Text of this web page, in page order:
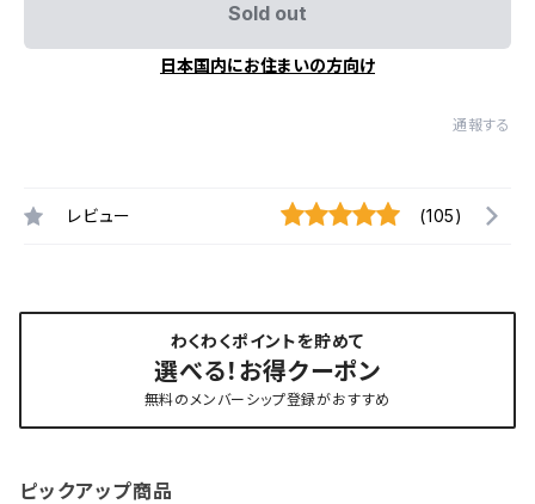
Sold out
日本国内にお住まいの方向け
通報する
レビュー (105)
わくわくポイントを貯めて
選べる！お得クーポン
無料のメンバーシップ登録がおすすめ
ピックアップ商品